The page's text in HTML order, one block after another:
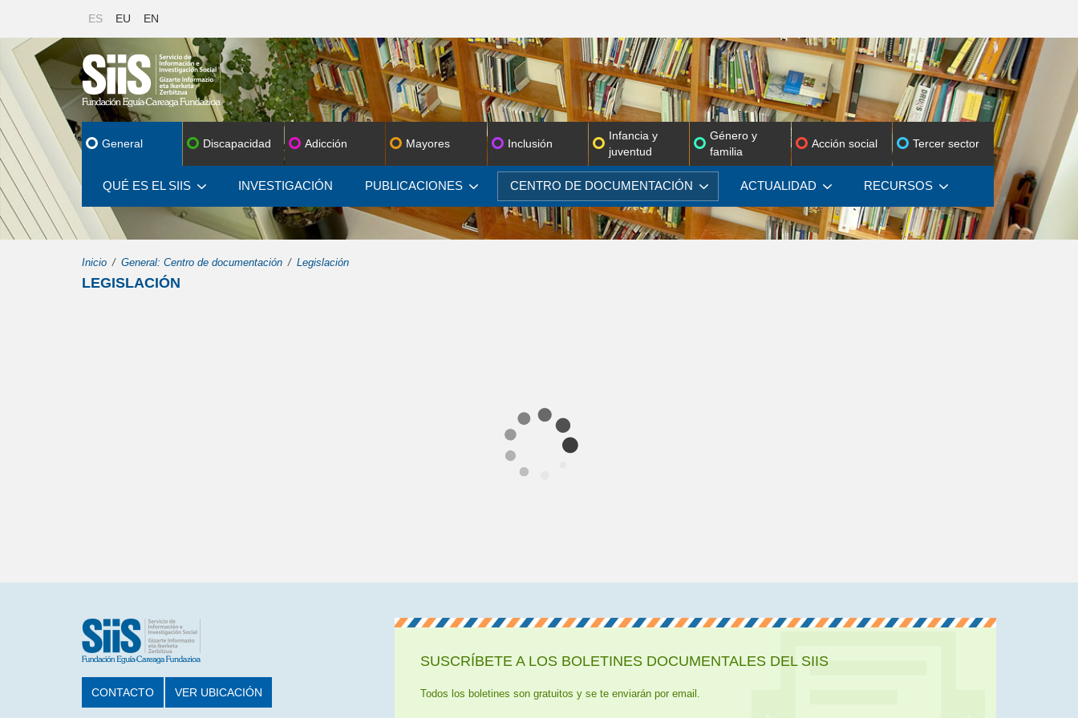
ES EU EN
General
QUÉ ES EL SIIS INVESTIGACIÓN PUBLICACIONES CENTRO DE DOCUMENTACIÓN ACTUALIDAD RECURSOS
Discapacidad Adicción Mayores Inclusión
Infancia y
juventud
Género y
familia
Acción social Tercer sector
Inicio General: Centro de documentación Legislación
LEGISLACIÓN
CONTACTO VER UBICACIÓN
SUSCRÍBETE A LOS BOLETINES DOCUMENTALES DEL SIIS
Todos los boletines son gratuitos y se te enviarán por email.